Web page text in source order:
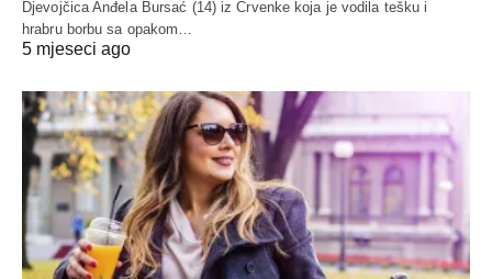
Djevojčica Anđela Bursać (14) iz Crvenke koja je vodila tešku i
hrabru borbu sa opakom…
5 mjeseci ago